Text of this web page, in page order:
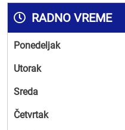
RADNO VREME
Ponedeljak
Utorak
Sreda
Četvrtak